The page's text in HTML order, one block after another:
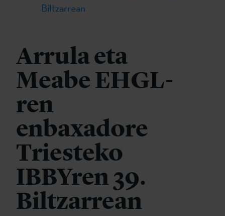
Biltzarrean
Arrula eta
Meabe EHGL-
ren
enbaxadore
Triesteko
IBBYren 39.
Biltzarrean